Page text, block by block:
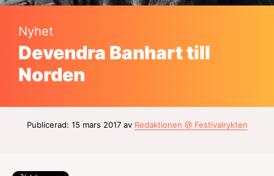
Nyhet
Devendra Banhart till
Norden
Publicerad: 15 mars 2017 av Redaktionen @ Festivalrykten